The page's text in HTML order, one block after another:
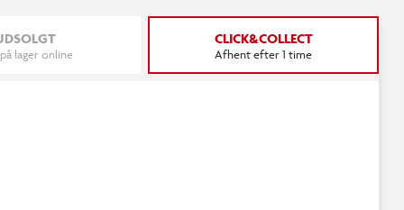
lager online
CLICK&COLLECT
Afhent efter 1 time